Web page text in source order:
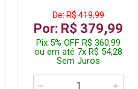
De: R$ 419,99
Por: R$ 379,99
Pix 5% OFF R$ 360,99
ou em até 7x R$ 54,28
Sem Juros